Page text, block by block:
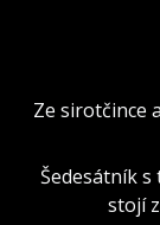
Ze sirotčince
Šedesátník s
stojí